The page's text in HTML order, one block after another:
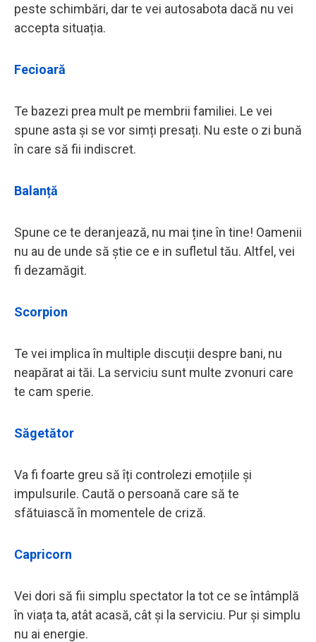
peste schimbări, dar te vei autosabota dacă nu vei
accepta situația.
Fecioară
Te bazezi prea mult pe membrii familiei. Le vei
spune asta și se vor simți presați. Nu este o zi bună
în care să fii indiscret.
Balanță
Spune ce te deranjează, nu mai ține în tine! Oamenii
nu au de unde să știe ce e in sufletul tău. Altfel, vei
fi dezamăgit.
Scorpion
Te vei implica în multiple discuții despre bani, nu
neapărat ai tăi. La serviciu sunt multe zvonuri care
te cam sperie.
Săgetător
Va fi foarte greu să îți controlezi emoțiile și
impulsurile. Caută o persoană care să te
sfătuiască în momentele de criză.
Capricorn
Vei dori să fii simplu spectator la tot ce se întâmplă
în viața ta, atât acasă, cât și la serviciu. Pur și simplu
nu ai energie.